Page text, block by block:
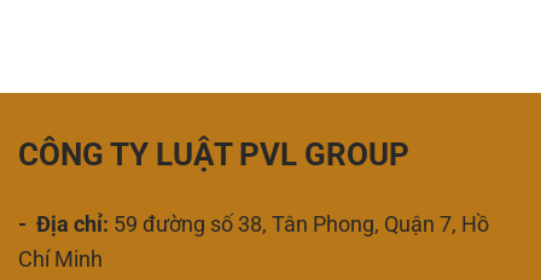
CÔNG TY LUẬT PVL GROUP
- Địa chỉ: 59 đường số 38, Tân Phong, Quận 7, Hồ
Chí Minh